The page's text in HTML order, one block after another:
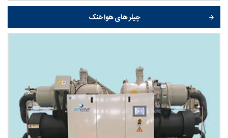
چیلر های هوا خنک